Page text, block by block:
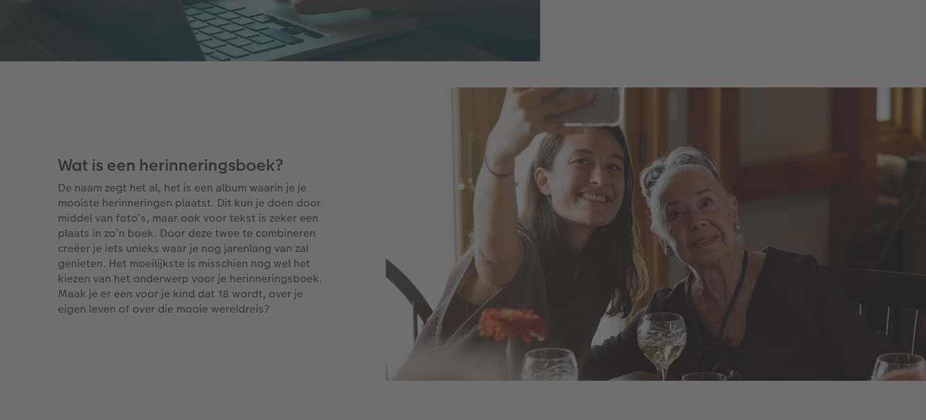
Wat is een herinneringsboek?
De naam zegt het al, het is een album waarin je je
mooiste herinneringen plaatst. Dit kun je doen door
middel van foto’s, maar ook voor tekst is zeker een
plaats in zo’n boek. Door deze twee te combineren
creëer je iets unieks waar je nog jarenlang van zal
genieten. Het moeilijkste is misschien nog wel het
kiezen van het onderwerp voor je herinneringsboek.
Maak je er een voor je kind dat 18 wordt, over je
eigen leven of over die mooie wereldreis?